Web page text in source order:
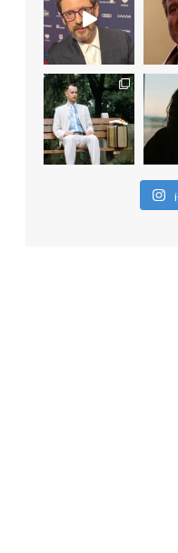
EnClave
1 week ago
Sobrecogidos
muerte de
actor andaluz
varias de las
cine como en